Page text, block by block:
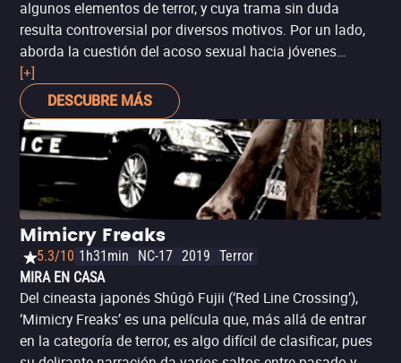
algunos elementos de terror, y cuya trama sin duda
resulta controversial por diversos motivos. Por un lado,
aborda la cuestión del acoso sexual hacia jóvenes
mujeres por parte de figuras de autoridad masculinas (en
este caso, de un profesor hacia las alumnas). Por otro,
también expone las distancias a las que instituciones de
una comunidad están dispuestas a llegar para proteger
su reputación, incluso si eso significa el encubrimiento
de un crimen. Una película japonesa que compensa su
estética austera con un trabajo de cámara que resalta la
expresividad, así como un guion en el que las
apariencias esconden algo más, con sorprendentes giros
que revelan personajes muy oscuros.
[+]
DESCUBRE MÁS
Mimicry Freaks
5.3/10 1h31min NC-17 2019 Terror
MIRA EN CASA
Del cineasta japonés Shûgô Fujii (‘Red Line Crossing’),
‘Mimicry Freaks’ es una película que, más allá de entrar
en la categoría de terror, es algo difícil de clasificar, pues